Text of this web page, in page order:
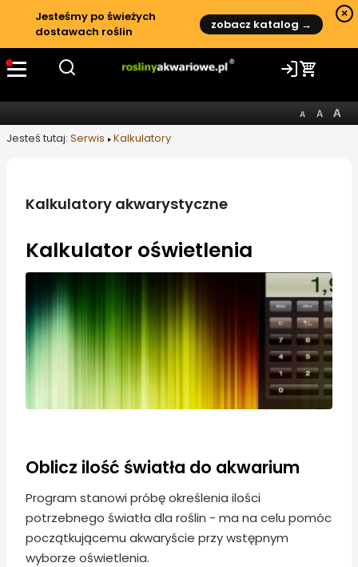
Jesteśmy po świeżych
dostawach roślin
zobacz katalog →
×
Jesteś tutaj: Serwis Kalkulatory
Kalkulatory akwarystyczne
Kalkulator oświetlenia
Oblicz ilość światła do akwarium
Program stanowi próbę określenia ilości
potrzebnego światła dla roślin - ma na celu pomóc
początkującemu akwaryście przy wstępnym
wyborze oświetlenia.